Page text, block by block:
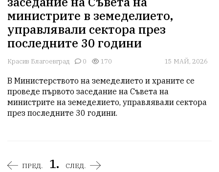
министрите в земеделието,
управлявали сектора през
последните 30 години
Красив Благоевград 0 170 15 МАЙ, 2026
В Министерството на земеделието и храните се
проведе първото заседание на Съвета на
министрите на земеделието, управлявали сектора
през последните 30 години.
ПРЕД. 1. СЛЕД.